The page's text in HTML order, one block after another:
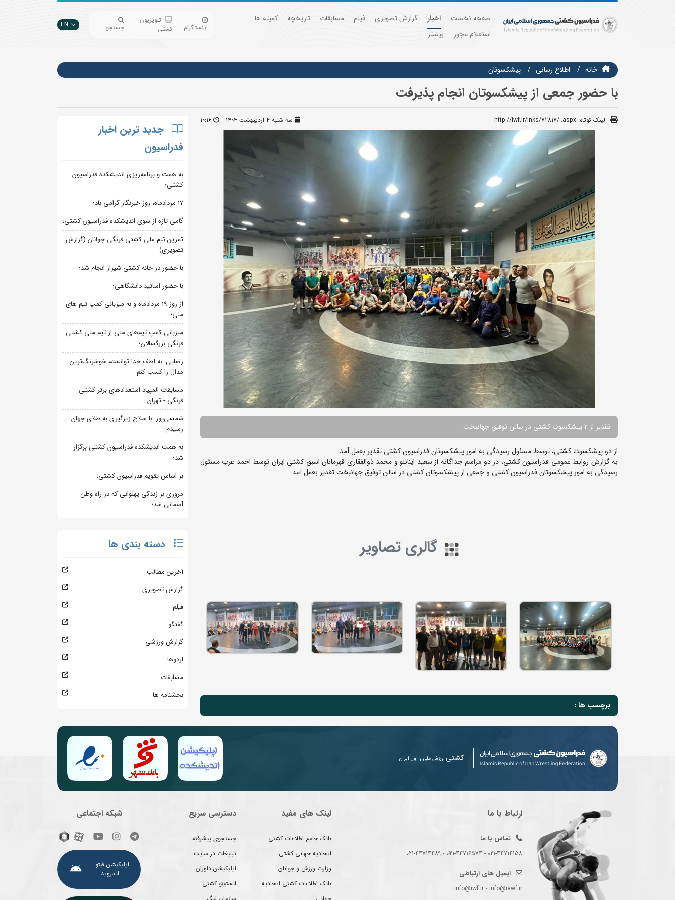
صفحه نخست اخبار گزارش تصویری فیلم مسابقات تاریخچه
کمیته ها
استعلام مجوز
بیشتر...
اینستاگرام
تلویزیون
کشتی
جستجو... EN
خانه اطلاع رسانی پیشکسوتان
با حضور جمعی از پیشکسوتان انجام پذیرفت
لینک کوتاه: http://iwf.ir/lnks/72817/-.aspx سه شنبه ۴ اردیبهشت ۱۴۰۳ 10:16
تقدیر از 2 پیشکسوت کشتی در سالن توفیق جهانبخت
از دو پیشکسوت کشتی، توسط مسئول رسیدگی به امور پیشکسوتان فدراسیون کشتی تقدیر بعمل آمد.
به گزارش روابط عمومی فدراسیون کشتی، در دو مراسم جداگانه از سعید اینانلو و محمد ذوالفقاری قهرمانان اسبق کشتی ایران توسط احمد عرب مسئول
رسیدگی به امور پیشکسوتان فدراسیون کشتی و جمعی از پیشکسوتان کشتی در سالن توفیق جهانبخت تقدیر بعمل آمد.
گالری تصاویر
برچسب ها :
جدید ترین اخبار
فدراسیون
به همت و برنامه‌ریزی اندیشکده فدراسیون
کشتی؛
۱۷ مردادماه، روز خبرنگار گرامی باد؛
گامی تازه از سوی اندیشکده فدراسیون کشتی؛
تمرین تیم ملی کشتی فرنگی جوانان (گزارش
تصویری)
با حضور در خانه کشتی شیراز انجام شد؛
با حضور اساتید دانشگاهی؛
از روز 19 مردادماه و به میزبانی کمپ تیم های
ملی؛
میزبانی کمپ تیم‌های ملی از تیم ملی کشتی
فرنگی بزرگسالان؛
رضایی: به لطف خدا توانستم خوشرنگ‌ترین
مدال را کسب کنم
مسابقات المپیاد استعدادهای برتر کشتی
فرنگی - تهران
شمسی‌پور: با سلاح زیرگیری به طلای جهان
رسیدم
به همت اندیشکده فدراسیون کشتی برگزار
شد؛
بر اساس تقویم فدراسیون کشتی؛
مروری بر زندگی پهلوانی که در راه وطن
آسمانی شد؛
دسته بندی ها
آخرین مطالب
گزارش تصویری
فیلم
گفتگو
گزارش ورزشی
اردوها
مسابقات
بخشنامه ها
کشتی ورزش ملی و اول ایران
ارتباط با ما
تماس با ما
021-44714158 - 021-44716574 - 021-44714489
ایمیل های ارتباطی
info@iwf.ir - info@iawf.ir
لینک های مفید
بانک جامع اطلاعات کشتی
اتحادیه جهانی کشتی
وزارت ورزش و جوانان
بانک اطلاعات کشتی اتحادیه
دسترسی سریع
جستجوی پیشرفته
تبلیغات در سایت
اپلیکیشن داوران
انستیتو کشتی
شبکه اجتماعی
اپلیکیشن فیتو ـ
اندروید